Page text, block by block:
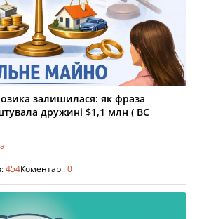
залишилася: як фраза
дружині $1,1 млн ( ВС
454Коментарі:0